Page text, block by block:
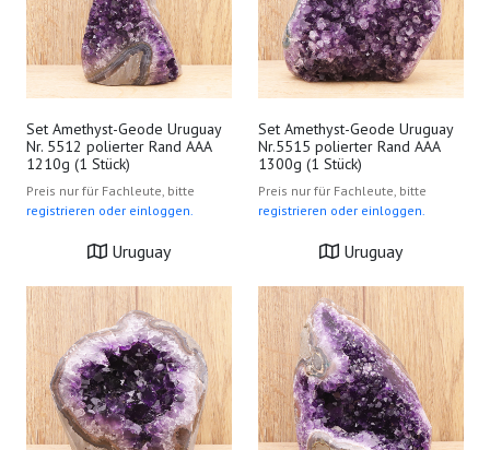
Set Amethyst-Geode Uruguay
Nr. 5512 polierter Rand AAA
1210g (1 Stück)
Preis nur für Fachleute, bitte
registrieren oder einloggen.
Uruguay
Set Amethyst-Geode Uruguay
Nr.5515 polierter Rand AAA
1300g (1 Stück)
Preis nur für Fachleute, bitte
registrieren oder einloggen.
Uruguay